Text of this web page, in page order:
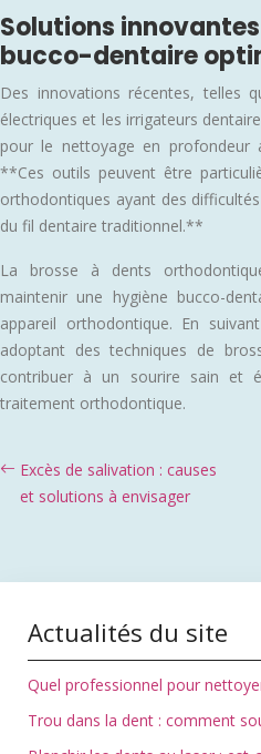
Solutions
bucco-dentaire
Des innovations récentes, telles
électriques et les irrigateurs
pour le nettoyage en profondeur
**Ces outils peuvent être
orthodontiques ayant des
du fil dentaire traditionnel.**
La brosse à dents
maintenir une hygiène bucco-
appareil orthodontique. En
adoptant des techniques de
contribuer à un sourire sain et
traitement orthodontique.
Excès de salivation : causes
et solutions à envisager
Actualités du site
Quel professionnel pour
Trou dans la dent : comment